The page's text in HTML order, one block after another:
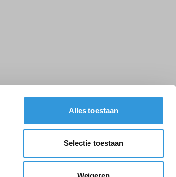
Alles toestaan
Selectie toestaan
Weigeren